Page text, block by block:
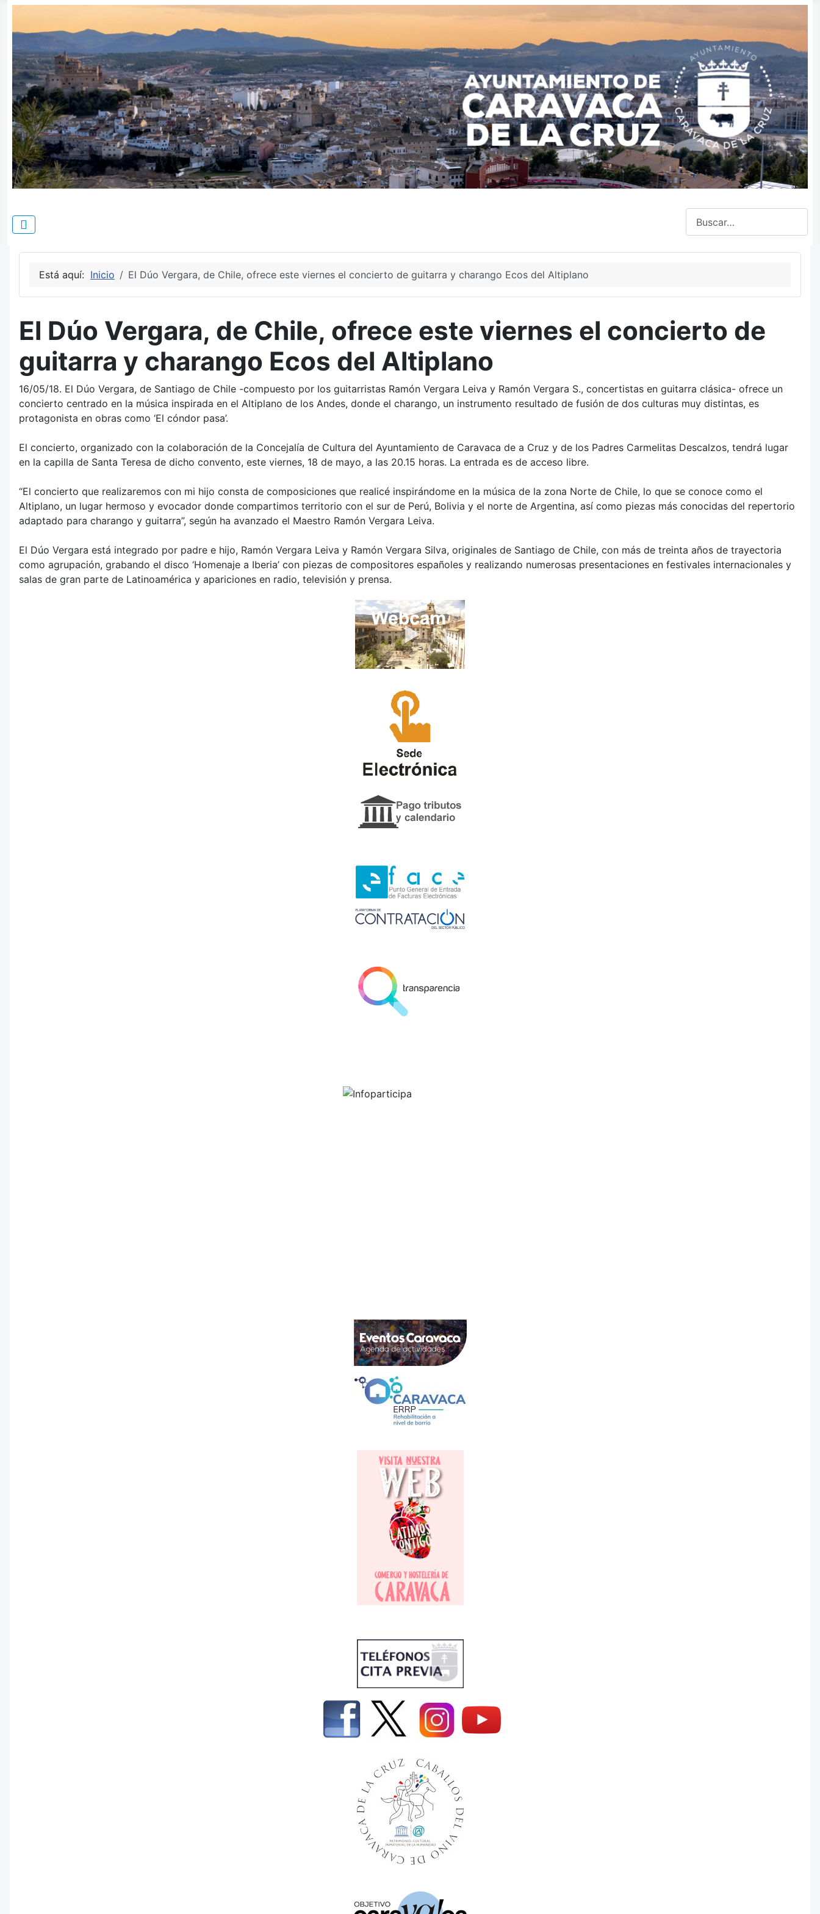
Está aquí: Inicio El Dúo Vergara, de Chile, ofrece este viernes el concierto de guitarra y charango Ecos del Altiplano
El Dúo Vergara, de Chile, ofrece este viernes el concierto de
guitarra y charango Ecos del Altiplano
16/05/18. El Dúo Vergara, de Santiago de Chile -compuesto por los guitarristas Ramón Vergara Leiva y Ramón Vergara S., concertistas en guitarra clásica- ofrece un
concierto centrado en la música inspirada en el Altiplano de los Andes, donde el charango, un instrumento resultado de fusión de dos culturas muy distintas, es
protagonista en obras como ‘El cóndor pasa’.
El concierto, organizado con la colaboración de la Concejalía de Cultura del Ayuntamiento de Caravaca de a Cruz y de los Padres Carmelitas Descalzos, tendrá lugar
en la capilla de Santa Teresa de dicho convento, este viernes, 18 de mayo, a las 20.15 horas. La entrada es de acceso libre.
“El concierto que realizaremos con mi hijo consta de composiciones que realicé inspirándome en la música de la zona Norte de Chile, lo que se conoce como el
Altiplano, un lugar hermoso y evocador donde compartimos territorio con el sur de Perú, Bolivia y el norte de Argentina, así como piezas más conocidas del repertorio
adaptado para charango y guitarra”, según ha avanzado el Maestro Ramón Vergara Leiva.
El Dúo Vergara está integrado por padre e hijo, Ramón Vergara Leiva y Ramón Vergara Silva, originales de Santiago de Chile, con más de treinta años de trayectoria
como agrupación, grabando el disco ‘Homenaje a Iberia’ con piezas de compositores españoles y realizando numerosas presentaciones en festivales internacionales y
salas de gran parte de Latinoamérica y apariciones en radio, televisión y prensa.